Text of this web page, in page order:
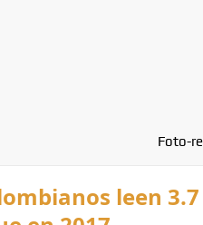
Foto-
leen